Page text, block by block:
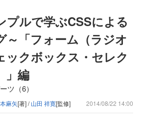
プルで学ぶCSSによる
～「フォーム（ラジオ
ックボックス・セレク
」編
ツ（6）
麻矢[著] /山田 祥寛[監修] 2014/08/22 14:00